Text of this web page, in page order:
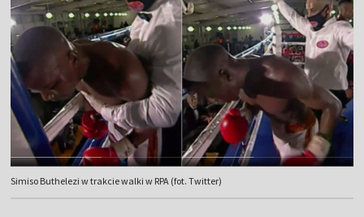
Simiso Buthelezi w trakcie walki w RPA (fot. Twitter)